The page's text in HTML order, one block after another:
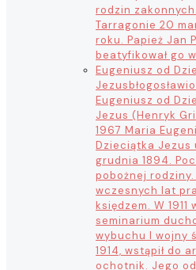
rodzin
Tarragonie 20
roku. Papież Jan
beatyfikował go
Eugeniusz od
Jezus
Eugeniusz od
Jezus (Henryk
1967 Maria
Dzieciątka Jezus
grudnia 1894.
pobożnej rodziny.
wczesnych lat
księdzem. W 1911
seminarium
wybuchu I wojny
1914, wstąpił do
ochotnik. Jego